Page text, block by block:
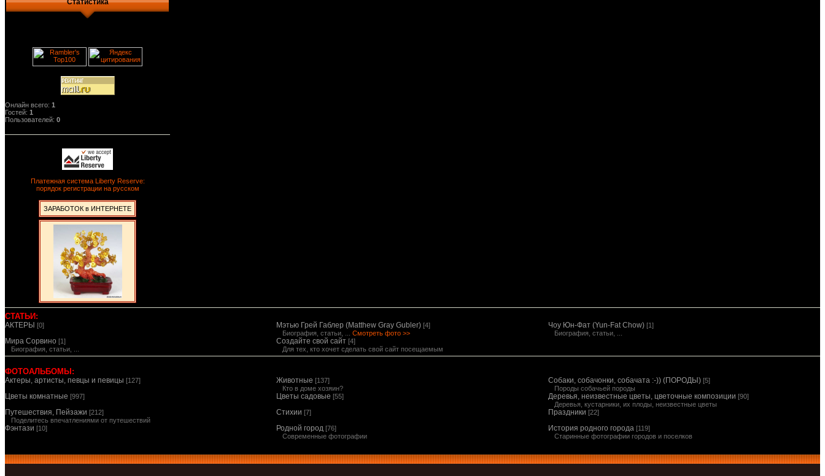
Статистика
Онлайн всего: 1
Гостей: 1
Пользователей: 0
Платежная система Liberty Reserve:
порядок регистрации на русском
ЗАРАБОТОК в ИНТЕРНЕТЕ
СТАТЬИ:
АКТЕРЫ [0] Мэтью Грей Габлер (Matthew Gray Gubler) [4]
Биография, статьи, ... Смотреть фото >>
Чоу Юн-Фат (Yun-Fat Chow) [1]
Биография, статьи, ...
Мира Сорвино [1]
Биография, статьи, ...
Создайте свой сайт [4]
Для тех, кто хочет сделать свой сайт посещаемым
ФОТОАЛЬБОМЫ:
Актеры, артисты, певцы и певицы [127] Животные [137]
Кто в доме хозяин?
Собаки, собачонки, собачата :-)) (ПОРОДЫ) [5]
Породы собачьей породы
Цветы комнатные [997] Цветы садовые [55] Деревья, неизвестные цветы, цветочные композиции [90]
Деревья, кустарники, их плоды, неизвестные цветы
Путешествия, Пейзажи [212]
Поделитесь впечатлениями от путешествий
Стихии [7] Праздники [22]
Фэнтази [10] Родной город [76]
Современные фотографии
История родного города [119]
Старинные фотографии городов и поселков